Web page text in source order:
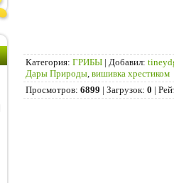
Категория: ГРИБЫ | Добавил:
Дары Природы вишивка хрестиком
Просмотров: 6899 | Загрузок: 0 |